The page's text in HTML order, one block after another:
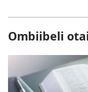
Ombiibeli